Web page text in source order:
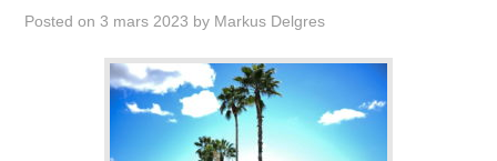
Posted on3 mars 2023 by Markus Delgres